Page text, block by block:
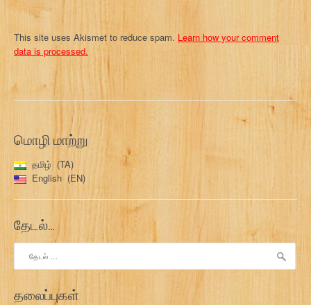
This site uses Akismet to reduce spam. Learn how your comment
data is processed.
மொழி மாற்று
தமிழ்
TA
English
EN
தேடல்…
தேடு:
தலைப்புகள்